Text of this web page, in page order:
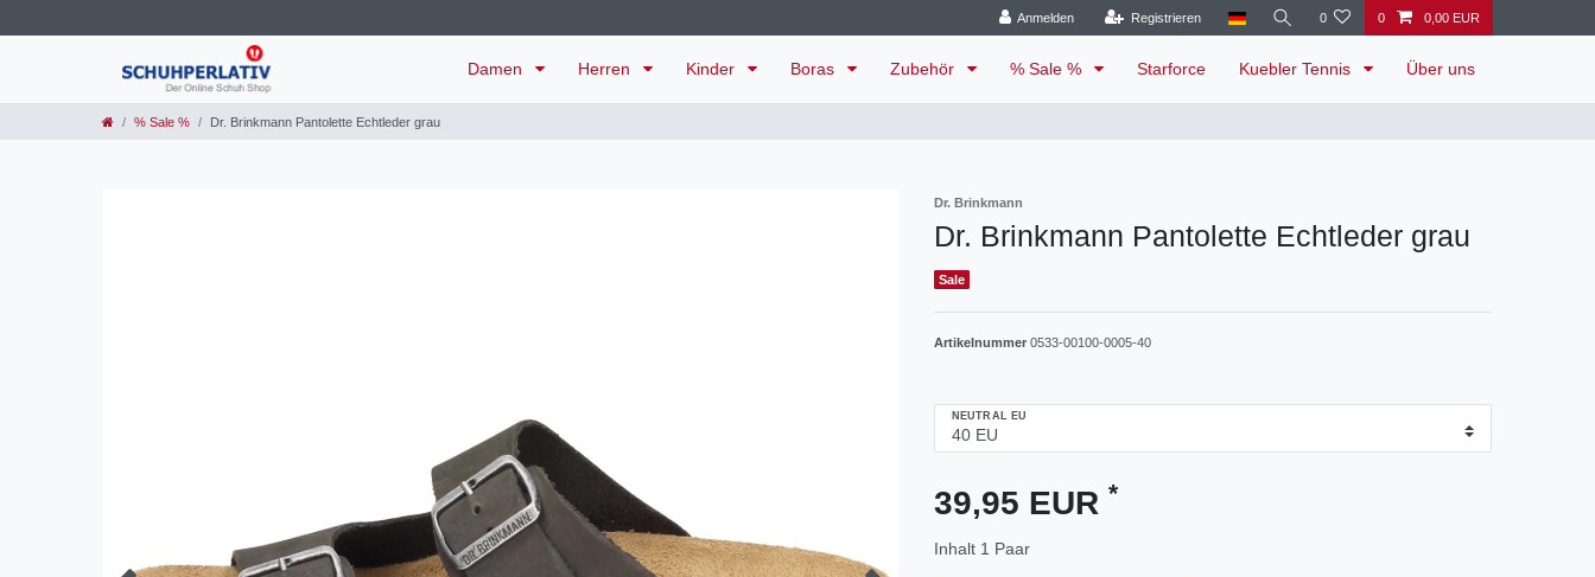
Anmelden Registrieren 0 0 0,00 EUR
Damen Herren Kinder Boras Zubehör % Sale % Starforce Kuebler Tennis Über uns
% Sale % Dr. Brinkmann Pantolette Echtleder grau
Dr. Brinkmann
Dr. Brinkmann Pantolette Echtleder grau
Sale
Artikelnummer 0533-00100-0005-40
NEUTRAL EU
39,95 EUR *
Inhalt 1 Paar